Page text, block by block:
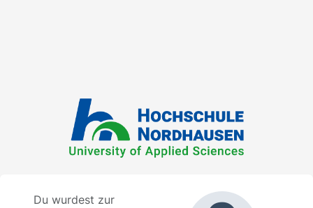
Du wurdest zur